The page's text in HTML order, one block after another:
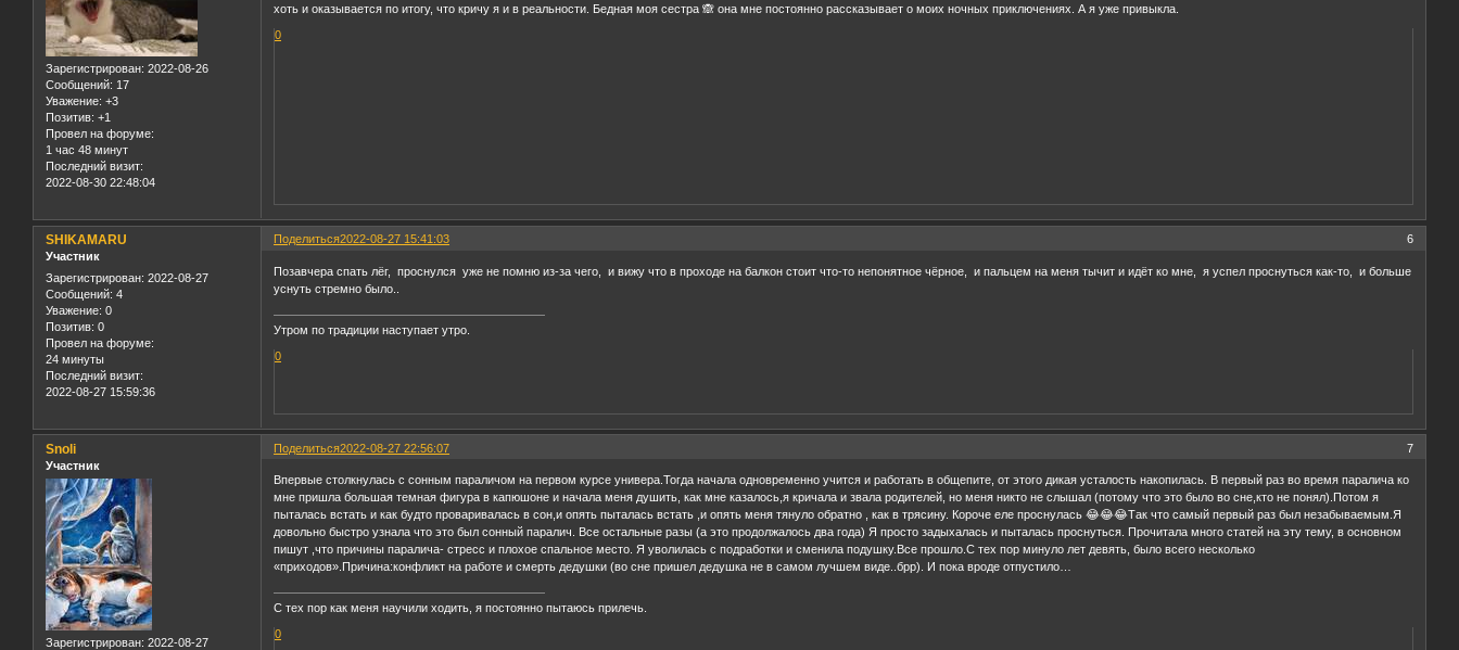
Зарегистрирован: 2022-08-26
Сообщений: 17
Уважение: +3
Позитив: +1
Провел на форуме:
1 час 48 минут
Последний визит:
2022-08-30 22:48:04
хоть и оказывается по итогу, что кричу я и в реальности. Бедная моя сестра 🙈 она мне постоянно рассказывает о моих ночных приключениях. А я уже привыкла.
0
Поделиться 6
2022-08-27 15:41:03
SHIKAMARU
Участник
Зарегистрирован: 2022-08-27
Сообщений: 4
Уважение: 0
Позитив: 0
Провел на форуме:
24 минуты
Последний визит:
2022-08-27 15:59:36
Позавчера спать лёг, проснулся уже не помню из-за чего, и вижу что в проходе на балкон стоит что-то непонятное чёрное, и пальцем на меня тычит и идёт ко мне, я успел проснуться как-то, и больше
уснуть стремно было..
Утром по традиции наступает утро.
0
Поделиться 7
2022-08-27 22:56:07
Snoli
Участник
Зарегистрирован: 2022-08-27
Впервые столкнулась с сонным параличом на первом курсе универа.Тогда начала одновременно учится и работать в общепите, от этого дикая усталость накопилась. В первый раз во время паралича ко
мне пришла большая темная фигура в капюшоне и начала меня душить, как мне казалось,я кричала и звала родителей, но меня никто не слышал (потому что это было во сне,кто не понял).Потом я
пыталась встать и как будто проваривалась в сон,и опять пыталась встать ,и опять меня тянуло обратно , как в трясину. Короче еле проснулась 😂😂😂Так что самый первый раз был незабываемым.Я
довольно быстро узнала что это был сонный паралич. Все остальные разы (а это продолжалось два года) Я просто задыхалась и пыталась проснуться. Прочитала много статей на эту тему, в основном
пишут ,что причины паралича- стресс и плохое спальное место. Я уволилась с подработки и сменила подушку.Все прошло.С тех пор минуло лет девять, было всего несколько
«приходов».Причина:конфликт на работе и смерть дедушки (во сне пришел дедушка не в самом лучшем виде..брр). И пока вроде отпустило…
С тех пор как меня научили ходить, я постоянно пытаюсь прилечь.
0